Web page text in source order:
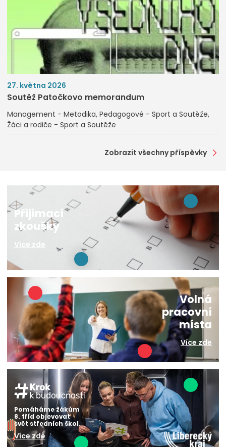
27. května 2026
Soutěž Patočkovo memorandum
Management - Metodika Pedagogové - Sport a Soutěže
Žáci a rodiče - Sport a Soutěže
Zobrazit všechny příspěvky
Přijímací
zkoušky
Více zde
Volná
pracovní
místa
Více zde
Pomáháme žákům
8. tříd objevovat
svět středních škol.
Více zde